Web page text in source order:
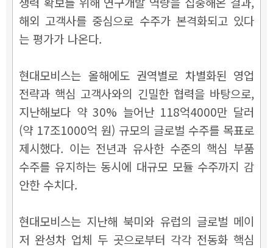
해외 고객사를 중심으로 수주가 본격화되고 있다
는 평가가 나온다.
현대모비스는 올해에도 권역별로 차별화된 영업
전략과 핵심 고객사와의 긴밀한 협력을 바탕으로,
지난해보다 약 30% 늘어난 118억4000만 달러
(약 17조1000억 원) 규모의 글로벌 수주를 목표로
제시했다. 이는 전년과 유사한 수준의 핵심 부품
수주를 유지하는 동시에 대규모 모듈 수주까지 감
안한 수치다.
현대모비스는 지난해 북미와 유럽의 글로벌 메이
저 완성차 업체 두 곳으로부터 각각 전동화 핵심